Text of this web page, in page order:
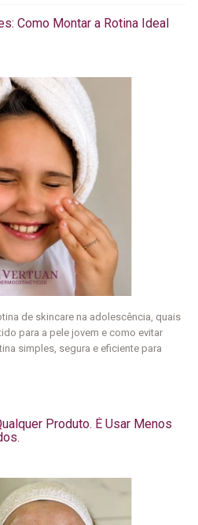
Como Montar a Rotina Ideal
de skincare na adolescência, quais
para a pele jovem e como evitar
simples, segura e eficiente para
Produto. É Usar Menos